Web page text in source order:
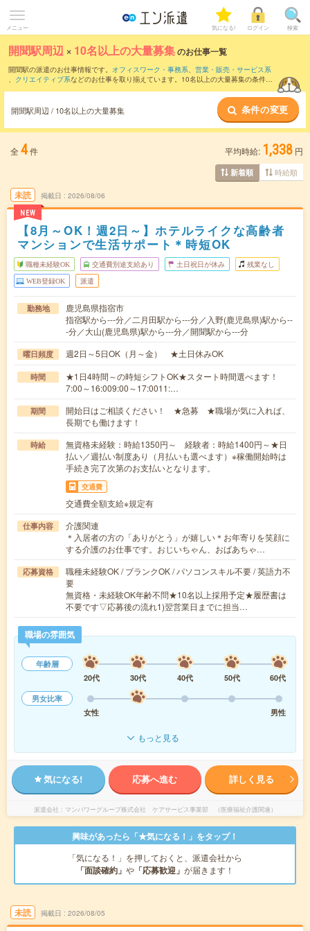
メニュー 気になる! ログイン 検索
開聞駅周辺 × 10名以上の大量募集のお仕事一覧
開聞駅の派遣のお仕事情報です。 オフィスワーク・事務系、 営業・販売・サービス系
、 クリエイティブ系などのお仕事を取り揃えています。10名以上の大量募集の条件の
開聞駅周辺 / 10名以上の大量募集 条件の変更
全 4件 平均時給: 1,338 円
新着順 時給順
未読
NEW
掲載日 2026/08/06
【8月～OK！週2日～】ホテルライクな高齢者
マンションで生活サポート＊時短OK
職種未経験OK 交通費別途支給あり 土日祝日が休み 残業なし
WEB登録OK 派遣
勤務地
鹿児島県指宿市
指宿駅から---分／二月田駅から---分／入野(鹿児島県)駅から--
-分／大山(鹿児島県)駅から---分／開聞駅から---分
曜日頻度 週2日～5日OK（月～金） ★土日休みOK
時間
★1日4時間～の時短シフトOK★スタート時間選べます！
7:00～16:009:00～17:0011:…
期間
開始日はご相談ください！ ★急募 ★職場が気に入れば、
長期でも働けます！
時給
無資格未経験：時給1350円～ 経験者：時給1400円～★日
払い／週払い制度あり（月払いも選べます）※稼働開始時は
手続き完了次第のお支払いとなります。
交通費
交通費全額支給※規定有
仕事内容
介護関連
＊入居者の方の「ありがとう」が嬉しい＊お年寄りを笑顔に
する介護のお仕事です。おじいちゃん、おばあちゃ…
応募資格
職種未経験OK / ブランクOK / パソコンスキル不要 / 英語力不
要
無資格・未経験OK年齢不問★10名以上採用予定★履歴書は
不要です▽応募後の流れ1)翌営業日までに担当…
職場の雰囲気
年齢層
20代
30代 40代 50代
60代
男女比率
女性
男性
もっと見る
気になる! 応募へ進む 詳しく見る
派遣会社 マンパワーグループ株式会社 ケアサービス事業部 （医療福祉介護関連）
興味があったら「★気になる！」をタップ！
「気になる！」を押しておくと、派遣会社から
「面談確約」 や 「応募歓迎」 が届きます！
未読 掲載日 2026/08/05